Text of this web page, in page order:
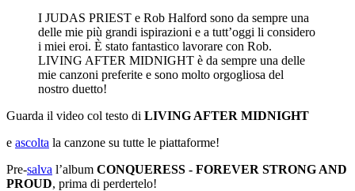
I JUDAS PRIEST e Rob Halford sono da sempre una
delle mie più grandi ispirazioni e a tutt’oggi li considero
i miei eroi. È stato fantastico lavorare con Rob.
LIVING AFTER MIDNIGHT è da sempre una delle
mie canzoni preferite e sono molto orgogliosa del
nostro duetto!
Guarda il video col testo di LIVING AFTER MIDNIGHT
e ascolta la canzone su tutte le piattaforme!
Pre-salva l’album CONQUERESS - FOREVER STRONG AND
PROUD, prima di perdertelo!